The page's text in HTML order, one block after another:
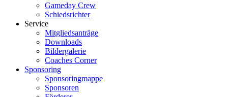
Gameday Crew
Schiedsrichter
Service
Mitgliedsanträge
Downloads
Bildergalerie
Coaches Corner
Sponsoring
Sponsoringmappe
Sponsoren